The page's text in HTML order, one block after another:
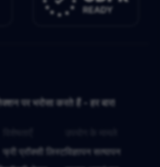
पर भरोसा करते हैं - हर बार!
फ्री प्रॉक्सी लिस्ट विज्ञापन सत्यापन